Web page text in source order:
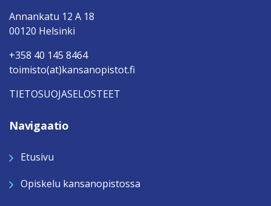
Annankatu 12 A 18
00120 Helsinki
+358 40 145 8464
toimisto(at)kansanopistot.fi
TIETOSUOJASELOSTEET
Navigaatio
Etusivu
Opiskelu kansanopistossa